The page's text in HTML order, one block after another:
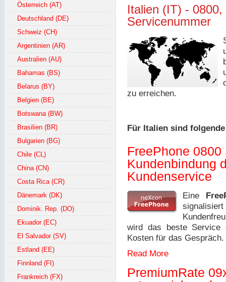
Österreich (AT)
Deutschland (DE)
Schweiz (CH)
Argentinien (AR)
Australien (AU)
Bahamas (BS)
Belarus (BY)
Belgien (BE)
Botswana (BW)
Brasilien (BR)
Bulgarien (BG)
Chile (CL)
China (CN)
Costa Rica (CR)
Dänemark (DK)
Dominik. Rep. (DO)
Ekuador (EC)
El Salvador (SV)
Estland (EE)
Finnland (FI)
Frankreich (FX)
Italien (IT) -
Servicenummer
zu erreichen.
Für Italien sind
FreePhone
Kundenbindung
Kundenservice
Eine
wird das beste Service
Kosten für das Gespräch.
Read More
PremiumRate